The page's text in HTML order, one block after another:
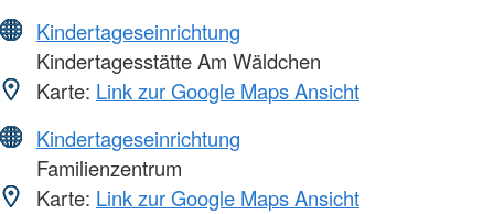
Kindertageseinrichtung
Kindertagesstätte Am Wäldchen
Karte: Link zur Google Maps Ansicht
Kindertageseinrichtung
Familienzentrum
Karte: Link zur Google Maps Ansicht